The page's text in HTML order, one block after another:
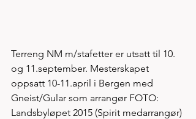
Terreng NM m/stafetter er utsatt til 10.
og 11.september. Mesterskapet
oppsatt 10-11.april i Bergen med
Gneist/Gular som arrangør FOTO:
Landsbyløpet 2015 (Spirit medarrangør)